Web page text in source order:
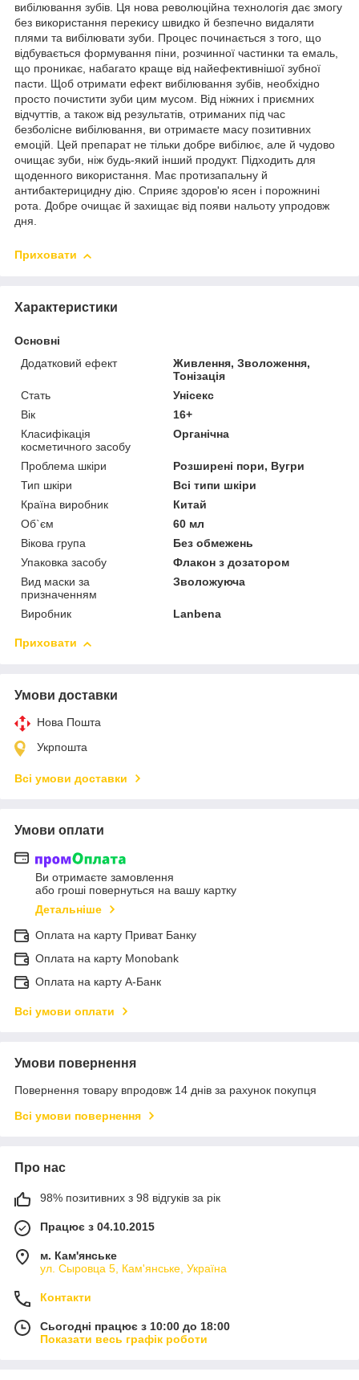
вибілювання зубів. Ця нова революційна технологія дає змогу
без використання перекису швидко й безпечно видаляти
плями та вибілювати зуби. Процес починається з того, що
відбувається формування піни, розчинної частинки та емаль,
що проникає, набагато краще від найефективнішої зубної
пасти. Щоб отримати ефект вибілювання зубів, необхідно
просто почистити зуби цим мусом. Від ніжних і приємних
відчуттів, а також від результатів, отриманих під час
безболісне вибілювання, ви отримаєте масу позитивних
емоцій. Цей препарат не тільки добре вибілює, але й чудово
очищає зуби, ніж будь-який інший продукт. Підходить для
щоденного використання. Має протизапальну й
антибактерицидну дію. Сприяє здоров'ю ясен і порожнині
рота. Добре очищає й захищає від появи нальоту упродовж
дня.
Приховати
Характеристики
Основні
Додатковий ефект
Живлення, Зволоження,
Тонізація
Стать
Унісекс
Вік
16+
Класифікація
косметичного засобу
Органічна
Проблема шкіри
Розширені пори, Вугри
Тип шкіри
Всі типи шкіри
Країна виробник
Китай
Об`єм
60 мл
Вікова група
Без обмежень
Упаковка засобу
Флакон з дозатором
Вид маски за
призначенням
Зволожуюча
Виробник Lanbena
Приховати
Умови доставки
Нова Пошта
Укрпошта
Всі умови доставки
Умови оплати
Ви отримаєте замовлення
або гроші повернуться на вашу картку
Детальніше
Оплата на карту Приват Банку
Оплата на карту Monobank
Оплата на карту А-Банк
Всі умови оплати
Умови повернення
Повернення товару впродовж 14 днів за рахунок покупця
Всі умови повернення
Про нас
98% позитивних з 98 відгуків за рік
Працює з 04.10.2015
м. Кам'янське
ул. Сыровца 5, Кам'янське, Україна
Контакти
Сьогодні працює з 10:00 до 18:00
Показати весь графік роботи